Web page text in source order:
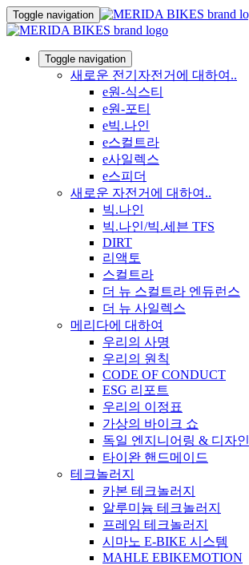
Toggle navigation
Toggle navigation
새로운 전기자전거에 대하여..
e원-식스티
e원-포티
e빅.나인
e스컬트라
e사일렉스
e스피더
새로운 자전거에 대하여..
빅.나인
빅.나인/빅.세븐 TFS
DIRT
리액토
스컬트라
더 뉴 스컬트라 엔듀런스
더 뉴 사일렉스
메리다에 대하여
우리의 사명
우리의 원칙
CODE OF CONDUCT
ESG 리포트
우리의 이정표
가상의 바이크 쇼
독일 엔지니어링 & 디자인
타이완 핸드메이드
테크놀러지
카본 테크놀러지
알루미늄 테크놀러지
프레임 테크놀러지
시마노 E-BIKE 시스템
MAHLE EBIKEMOTION